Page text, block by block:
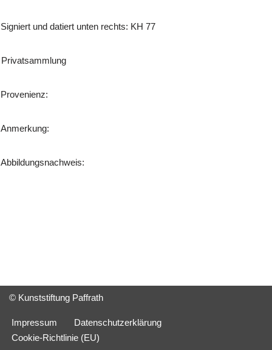
Signiert und datiert unten rechts: KH 77
Privatsammlung
Provenienz:
Anmerkung:
Abbildungsnachweis:
© Kunststiftung Paffrath
Impressum
Datenschutzerklärung
Cookie-Richtlinie (EU)